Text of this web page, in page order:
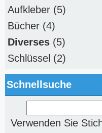
Aufkleber (5)
Bücher (4)
Diverses (5)
Schlüssel (2)
Schnellsuche
Verwenden Sie